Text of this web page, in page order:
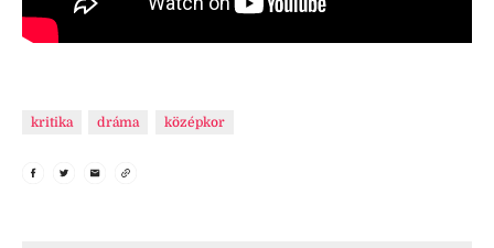
kritika dráma középkor